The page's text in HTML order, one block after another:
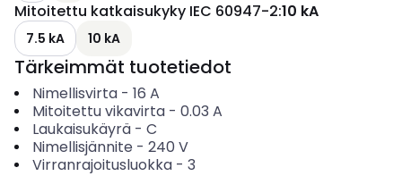
Mitoitettu katkaisukyky IEC 60947-2:10 kA
7.5 kA 10 kA
Tärkeimmät tuotetiedot
Nimellisvirta- 16 A
Mitoitettu vikavirta- 0.03 A
Laukaisukäyrä- C
Nimellisjännite - 240 V
Virranrajoitusluokka- 3